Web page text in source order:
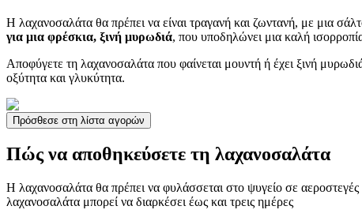
Η λαχανοσαλάτα θα πρέπει να είναι τραγανή και ζωντανή, με μια
για μια φρέσκια, ξινή μυρωδιά, που υποδηλώνει μια καλή
Αποφύγετε τη λαχανοσαλάτα που φαίνεται μουντή ή έχει ξινή
οξύτητα και γλυκύτητα.
Πρόσθεσε στη λίστα αγορών
Πώς να αποθηκεύσετε τη λαχανοσαλάτα
Η λαχανοσαλάτα θα πρέπει να φυλάσσεται στο ψυγείο σε αεροστεγές
λαχανοσαλάτα μπορεί να διαρκέσει έως και τρεις ημέρες